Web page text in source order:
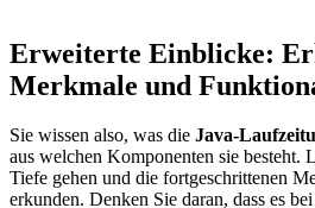
Erweiterte Einblicke:
Merkmale und
Sie wissen also, was die Java-
aus welchen Komponenten sie besteht.
Tiefe gehen und die fortgeschrittenen
erkunden. Denken Sie daran, dass es